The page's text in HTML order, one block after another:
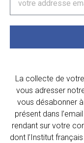
La collecte de
vous adresser
vous désabonner
présent dans
rendant sur votre
dont l’Institut